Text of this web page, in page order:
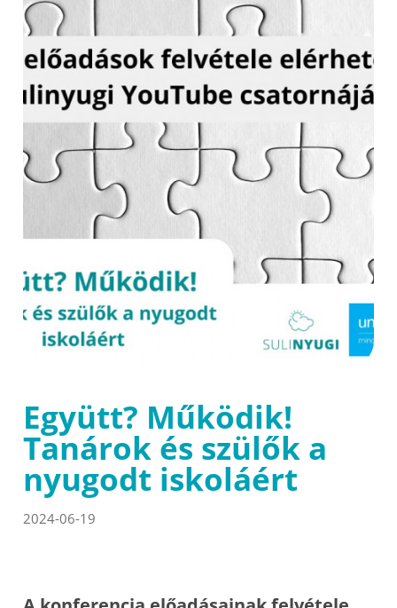
Együtt? Működik!
Tanárok és szülők a
nyugodt iskoláért
2024-06-19